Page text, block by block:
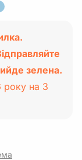
зелена.
року на 3